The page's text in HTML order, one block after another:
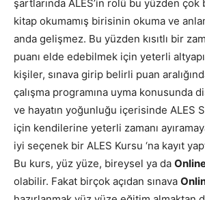
şartlarında ALES’in rolü bu yüzden çok
kitap okumamış birisinin okuma ve
anda gelişmez. Bu yüzden kısıtlı bir
puanı elde edebilmek için yeterli
kişiler, sınava girip belirli puan
çalışma programına uyma konusunda
ve hayatın yoğunluğu içerisinde ALES
için kendilerine yeterli zamanı
iyi seçenek bir ALES Kursu ‘na kayıt
Bu kurs, yüz yüze, bireysel ya da
olabilir. Fakat birçok açıdan sınava